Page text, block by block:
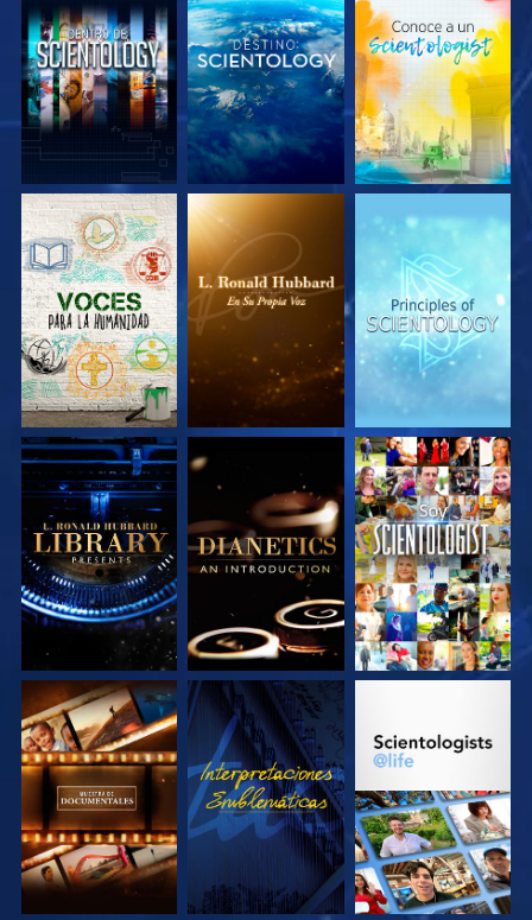
EXPLORA LAS
SERIES
EXPLORA LAS
SERIES
EXPLORA LAS
SERIES
EXPLORA LAS
SERIES
EXPLORA LAS
SERIES
VE
EXPLORA LAS
SERIES
VE
EXPLORA LAS